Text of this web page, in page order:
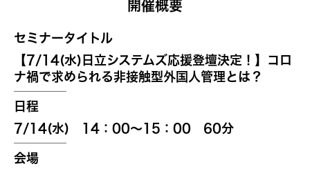
開催概要
セミナータイトル
【7/14(水)日立システムズ応援登壇決定！】コロ
ナ禍で求められる非接触型外国人管理とは？
日程
7/14(水) 14：00～15：00 60分
会場